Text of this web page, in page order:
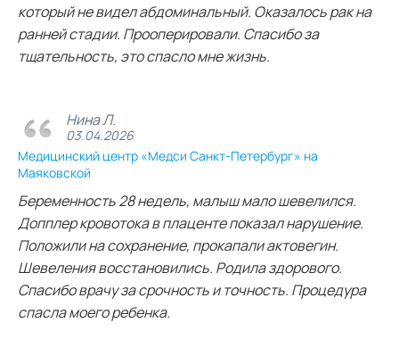
который не видел абдоминальный. Оказалось рак на
ранней стадии. Прооперировали. Спасибо за
тщательность, это спасло мне жизнь.
Нина Л.
03.04.2026
Медицинский центр «Медси Санкт-Петербург» на
Маяковской
Беременность 28 недель, малыш мало шевелился.
Допплер кровотока в плаценте показал нарушение.
Положили на сохранение, прокапали актовегин.
Шевеления восстановились. Родила здорового.
Спасибо врачу за срочность и точность. Процедура
спасла моего ребенка.